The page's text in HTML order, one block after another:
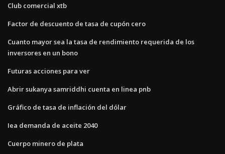
Club comercial xtb
Factor de descuento de tasa de cupón cero
Cuanto mayor sea la tasa de rendimiento requerida de los
inversores en un bono
Futuras acciones para ver
Abrir sukanya samriddhi cuenta en linea pnb
Gráfico de tasa de inflación del dólar
Iea demanda de aceite 2040
Cuerpo minero de plata